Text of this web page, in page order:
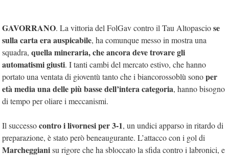
GAVORRANO. La vittoria del FolGav contro il Tau Altopasciose
sulla carta era auspicabile, ha comunque messo in mostra una
squadra, quella mineraria, che ancora deve trovare gli
automatismi giusti. I tanti cambi del mercato estivo, che hanno
portato una ventata di gioventù tanto che i biancorossoblù sonoper
età media una delle più basse dell’intera categoria, hanno bisogno
di tempo per oliare i meccanismi.
Il successocontro i livornesi per 3-1, un undici apparso in ritardo di
preparazione, è stato però beneaugurante. L’attacco con i gol di
Marcheggianisu rigore che ha sbloccato la sfida contro i labronici, e